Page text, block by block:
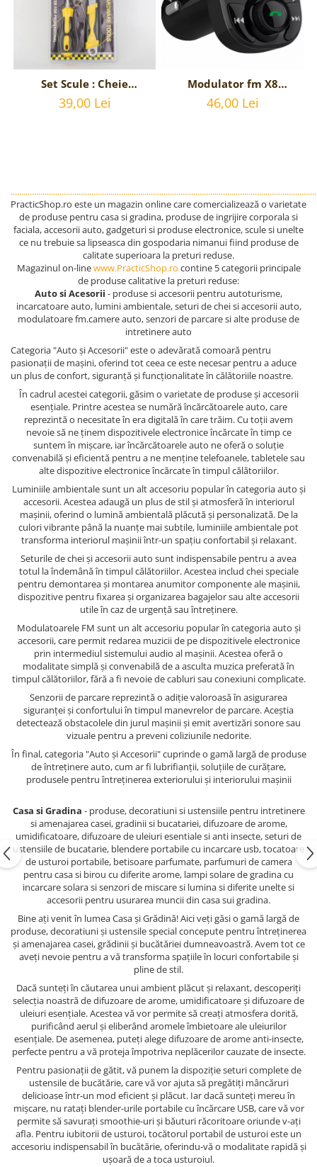
Set Scule : Cheie
Reglabila Universala si
Surubelnita stea si
39,00 Lei
Modulator fm X8
bluetooth 5.0 cu
handsfree, modulator
46,00 Lei
PracticShop.ro este un magazin online care comercializează o varietate
de produse pentru casa si gradina, produse de ingrijire corporala si
faciala, accesorii auto, gadgeturi si produse electronice, scule si unelte
ce nu trebuie sa lipseasca din gospodaria nimanui fiind produse de
calitate superioara la preturi reduse.
Magazinul on-linewww.PracticShop.ro contine 5 categorii principale
de produse calitative la preturi reduse:
Auto si Acesorii - produse si accesorii pentru autoturisme,
incarcatoare auto, lumini ambientale, seturi de chei si accesorii auto,
modulatoare fm.camere auto, senzori de parcare si alte produse de
intretinere auto
Categoria "Auto și Accesorii" este o adevărată comoară pentru
pasionații de mașini, oferind tot ceea ce este necesar pentru a aduce
un plus de confort, siguranță și funcționalitate în călătoriile noastre.
În cadrul acestei categorii, găsim o varietate de produse și accesorii
esențiale. Printre acestea se numără încărcătoarele auto, care
reprezintă o necesitate în era digitală în care trăim. Cu toții avem
nevoie să ne ținem dispozitivele electronice încărcate în timp ce
suntem în mișcare, iar încărcătoarele auto ne oferă o soluție
convenabilă și eficientă pentru a ne menține telefoanele, tabletele sau
alte dispozitive electronice încărcate în timpul călătoriilor.
Luminiile ambientale sunt un alt accesoriu popular în categoria auto și
accesorii. Acestea adaugă un plus de stil și atmosferă în interiorul
mașinii, oferind o lumină ambientală plăcută și personalizată. De la
culori vibrante până la nuanțe mai subtile, luminiile ambientale pot
transforma interiorul mașinii într-un spațiu confortabil și relaxant.
Seturile de chei și accesorii auto sunt indispensabile pentru a avea
totul la îndemână în timpul călătoriilor. Acestea includ chei speciale
pentru demontarea și montarea anumitor componente ale mașinii,
dispozitive pentru fixarea și organizarea bagajelor sau alte accesorii
utile în caz de urgență sau întreținere.
Modulatoarele FM sunt un alt accesoriu popular în categoria auto și
accesorii, care permit redarea muzicii de pe dispozitivele electronice
prin intermediul sistemului audio al mașinii. Acestea oferă o
modalitate simplă și convenabilă de a asculta muzica preferată în
timpul călătoriilor, fără a fi nevoie de cabluri sau conexiuni complicate.
Senzorii de parcare reprezintă o adiție valoroasă în asigurarea
siguranței și confortului în timpul manevrelor de parcare. Aceștia
detectează obstacolele din jurul mașinii și emit avertizări sonore sau
vizuale pentru a preveni coliziunile nedorite.
În final, categoria "Auto și Accesorii" cuprinde o gamă largă de produse
de întreținere auto, cum ar fi lubrifianții, soluțiile de curățare,
produsele pentru întreținerea exteriorului și interiorului mașinii
Casa si Gradina - produse, decoratiuni si ustensiile pentru intretinere
si amenajarea casei, gradinii si bucatariei, difuzoare de arome,
umidificatoare, difuzoare de uleiuri esentiale si anti insecte, seturi de
ustensiile de bucatarie, blendere portabile cu incarcare usb, tocatoare
de usturoi portabile, betisoare parfumate, parfumuri de camera
pentru casa si birou cu diferite arome, lampi solare de gradina cu
incarcare solara si senzori de miscare si lumina si diferite unelte si
accesorii pentru usurarea muncii din casa sui gradina.
Bine ați venit în lumea Casa și Grădină! Aici veți găsi o gamă largă de
produse, decoratiuni și ustensile special concepute pentru întreținerea
și amenajarea casei, grădinii și bucătăriei dumneavoastră. Avem tot ce
aveți nevoie pentru a vă transforma spațiile în locuri confortabile și
pline de stil.
Dacă sunteți în căutarea unui ambient plăcut și relaxant, descoperiți
selecția noastră de difuzoare de arome, umidificatoare și difuzoare de
uleiuri esențiale. Acestea vă vor permite să creați atmosfera dorită,
purificând aerul și eliberând aromele îmbietoare ale uleiurilor
esențiale. De asemenea, puteți alege difuzoare de arome anti-insecte,
perfecte pentru a vă proteja împotriva neplăcerilor cauzate de insecte.
Pentru pasionații de gătit, vă punem la dispoziție seturi complete de
ustensile de bucătărie, care vă vor ajuta să pregătiți mâncăruri
delicioase într-un mod eficient și plăcut. Iar dacă sunteți mereu în
mișcare, nu ratați blender-urile portabile cu încărcare USB, care vă vor
permite să savurați smoothie-uri și băuturi răcoritoare oriunde v-ați
afla. Pentru iubitorii de usturoi, tocătorul portabil de usturoi este un
accesoriu indispensabil în bucătărie, oferindu-vă o modalitate rapidă și
ușoară de a toca usturoiul.